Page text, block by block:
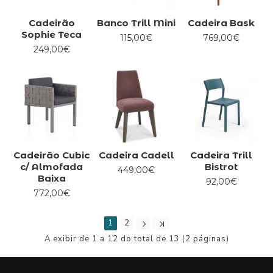
Cadeirão
Sophie Teca
249,00€
Banco Trill Mini
115,00€
Cadeira Bask
769,00€
Cadeirão Cubic
c/ Almofada
Baixa
772,00€
Cadeira Cadell
449,00€
Cadeira Trill
Bistrot
92,00€
1
2
A exibir de 1 a 12 do total de 13 (2 páginas)